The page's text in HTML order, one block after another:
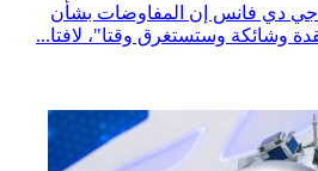
جي دي فانس إن المفاوضات بشأن
وشائكة وستستغرق وقتا"، لافتا...